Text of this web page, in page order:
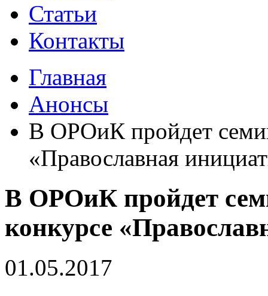
Статьи
Контакты
Главная
Анонсы
В ОРОиК пройдет
«Православная
В ОРОиК пройдет
конкурсе
01.05.2017